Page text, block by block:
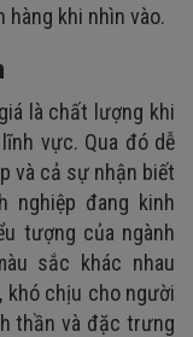
hàng khi nhìn vào.
là chất lượng khi
vực. Qua đó dễ
và cả sự nhận biết
nghiệp đang kinh
tượng của ngành
sắc khác nhau
khó chịu cho người
thần và đặc trưng